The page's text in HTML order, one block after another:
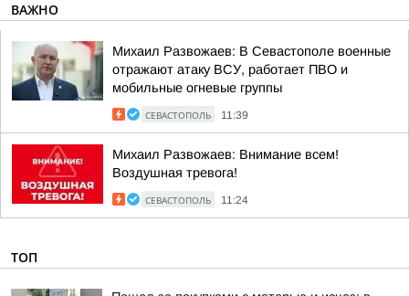
ВАЖНО
Михаил Развожаев: В Севастополе военные
отражают атаку ВСУ, работает ПВО и
мобильные огневые группы
СЕВАСТОПОЛЬ 11:39
Михаил Развожаев: Внимание всем!
Воздушная тревога!
СЕВАСТОПОЛЬ 11:24
ТОП